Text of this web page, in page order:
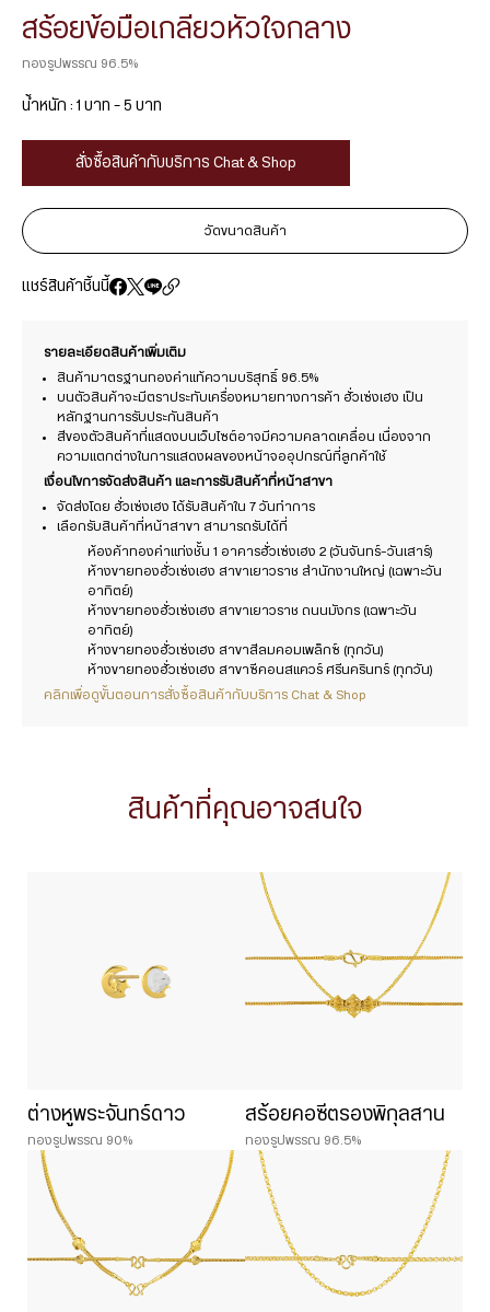
สร้อยข้อมือเกลียวหัวใจกลาง
ทองรูปพรรณ 96.5%
น้ำหนัก : 1 บาท – 5 บาท
สั่งซื้อสินค้ากับบริการ Chat & Shop
วัดขนาดสินค้า
แชร์สินค้าชิ้นนี้
รายละเอียดสินค้าเพิ่มเติม
สินค้ามาตรฐานทองคำแท้ความบริสุทธิ์ 96.5%
บนตัวสินค้าจะมีตราประทับเครื่องหมายทางการค้า ฮั่วเซ่งเฮง เป็น
หลักฐานการรับประกันสินค้า
สีของตัวสินค้าที่แสดงบนเว็บไซต์อาจมีความคลาดเคลื่อน เนื่องจาก
ความแตกต่างในการแสดงผลของหน้าจออุปกรณ์ที่ลูกค้าใช้
เงื่อนไขการจัดส่งสินค้า และการรับสินค้าที่หน้าสาขา
จัดส่งโดย ฮั่วเซ่งเฮง ได้รับสินค้าใน 7 วันทำการ
เลือกรับสินค้าที่หน้าสาขา สามารถรับได้ที่
ห้องค้าทองคำแท่งชั้น 1 อาคารฮั่วเซ่งเฮง 2 (วันจันทร์-วันเสาร์)
ห้างขายทองฮั่วเซ่งเฮง สาขาเยาวราช สำนักงานใหญ่ (เฉพาะวัน
อาทิตย์)
ห้างขายทองฮั่วเซ่งเฮง สาขาเยาวราช ถนนมังกร (เฉพาะวัน
อาทิตย์)
ห้างขายทองฮั่วเซ่งเฮง สาขาสีลมคอมเพล็กซ์ (ทุกวัน)
ห้างขายทองฮั่วเซ่งเฮง สาขาซีคอนสแควร์ ศรีนครินทร์ (ทุกวัน)
คลิกเพื่อดูขั้นตอนการสั่งซื้อสินค้ากับบริการ Chat & Shop
สินค้าที่คุณอาจสนใจ
ต่างหูพระจันทร์ดาว
ทองรูปพรรณ 90%
สร้อยคอซีตรองพิกุลสาน
ทองรูปพรรณ 96.5%